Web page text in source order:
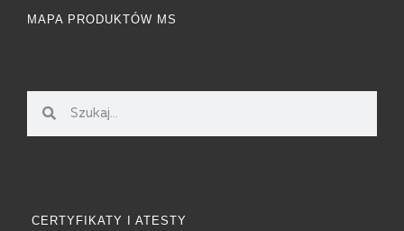
MAPA PRODUKTÓW MS
CERTYFIKATY I ATESTY